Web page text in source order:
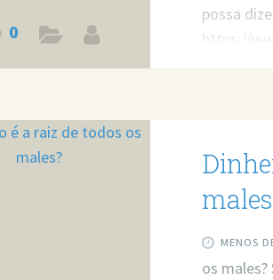
0
possa
https://
MENOS
os